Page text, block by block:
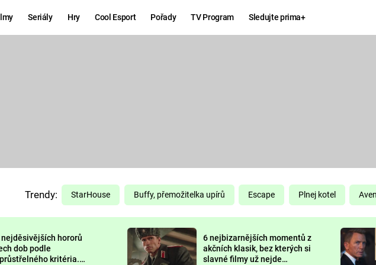
Seriály Hry Cool Esport Pořady TV Program Sledujte prima+
PREDÁTOR
DELIVERANCE
KOMEDIE
CHUCK
NORRIS
DEADPOOL
Trendy: StarHouse Buffy, přemožitelka upírů Escape Plnej kotel
nejděsivějších hororů
dob podle
kritéria.
6 nejbizarnějších momentů z
akčních klasik, bez kterých si
slavné filmy už nejde